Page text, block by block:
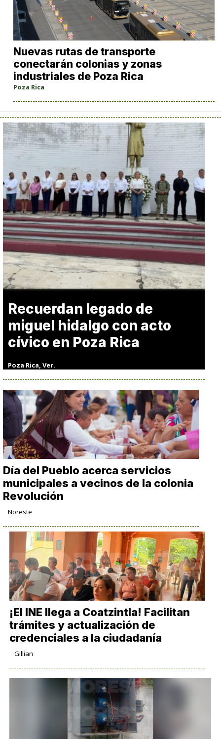
Nuevas rutas de transporte
conectarán colonias y zonas
industriales de Poza Rica
Poza Rica
Recuerdan legado de
miguel hidalgo con acto
cívico en Poza Rica
Poza Rica, Ver.
Día del Pueblo acerca servicios
municipales a vecinos de la colonia
Revolución
Noreste
¡El INE llega a Coatzintla! Facilitan
trámites y actualización de
credenciales a la ciudadanía
Gillian